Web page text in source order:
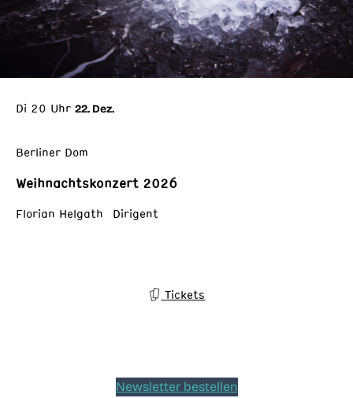
Di 20 Uhr 22. Dez.
Berliner Dom
Weihnachtskonzert 2026
Florian Helgath Dirigent
Tickets
Newsletter bestellen